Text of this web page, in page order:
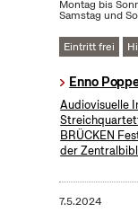
Montag bis
Samstag und
Eintritt frei
Enno
Audiovisuelle
BRÜCKEN
der
7.5.2024